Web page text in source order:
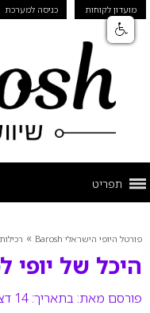
מועדון לקוחות כניסה למערכת
תפריט
פורטל היופי הישראלי Barosh » רכילות
היכל של
פורסם מאת: בתאריך: 14 דצמבר 2014